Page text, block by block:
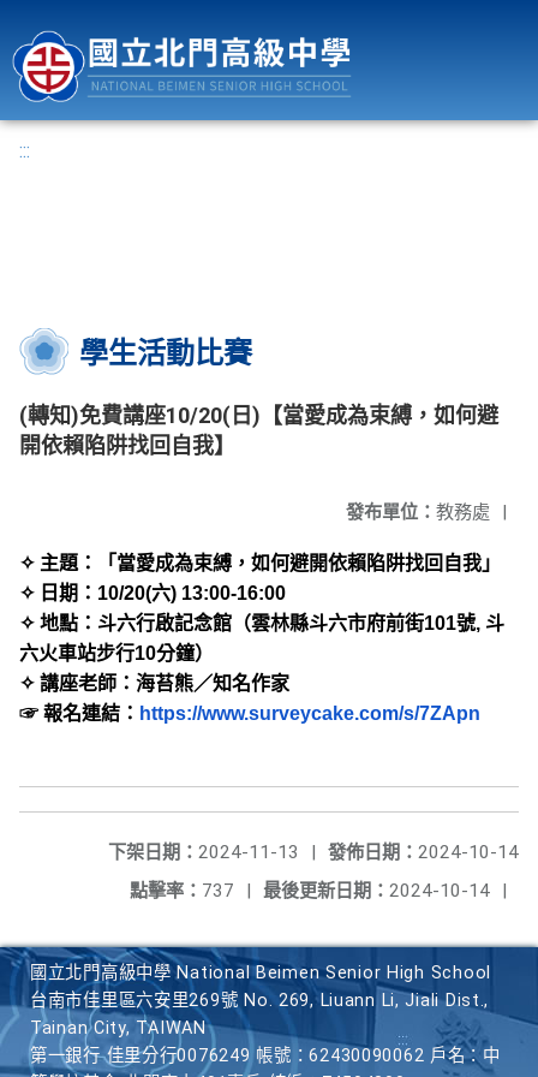
:::
學生活動比賽
(轉知)免費講座10/20(日)【當愛成為束縛，如何避
開依賴陷阱找回自我】
發布單位： 教務處 |
✧ 主題：
「當愛成為束縛，如何避開依賴陷阱找回自我」
✧ 日期： 10/20(六) 13:00-16:00
✧ 地點：斗六行啟記念館（雲林縣斗六市府前街101號, 斗
六火車站步行10分鐘）
✧ 講座老師：海苔熊／知名作家
☞ 報名連結： https://www.surveycake.com/s/7ZApn
發佈日期： 2024-10-14
下架日期： 2024-11-13
|
最後更新日期： 2024-10-14 |
點擊率： 737 |
國立北門高級中學 National Beimen Senior High School
台南市佳里區六安里269號 No. 269, Liuann Li, Jiali Dist.,
Tainan City, TAIWAN
第一銀行 佳里分行0076249 帳號：62430090062 戶名：中